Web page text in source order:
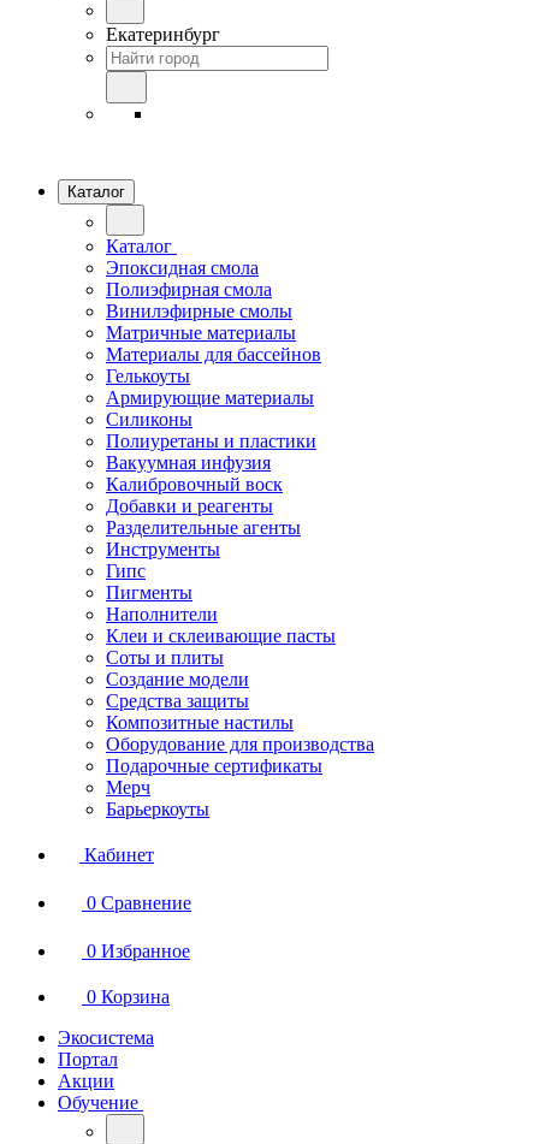
Екатеринбург
Каталог
Каталог
Эпоксидная смола
Полиэфирная смола
Винилэфирные смолы
Матричные материалы
Материалы для бассейнов
Гелькоуты
Армирующие материалы
Силиконы
Полиуретаны и пластики
Вакуумная инфузия
Калибровочный воск
Добавки и реагенты
Разделительные агенты
Инструменты
Гипс
Пигменты
Наполнители
Клеи и склеивающие пасты
Соты и плиты
Создание модели
Средства защиты
Композитные настилы
Оборудование для производства
Подарочные сертификаты
Мерч
Барьеркоуты
Кабинет
0 Сравнение
0 Избранное
0 Корзина
Экосистема
Портал
Акции
Обучение